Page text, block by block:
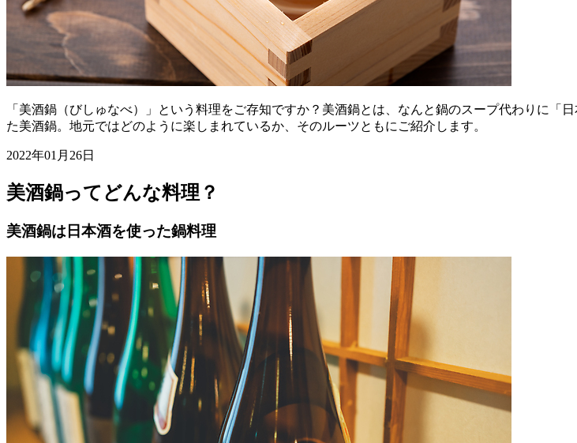
「美酒鍋（びしゅなべ）」という料理をご存知ですか？美酒鍋とは、なんと鍋のスープ代わりに
た美酒鍋。地元ではどのように楽しまれているか、そのルーツともにご紹介します。
2022年01月26日
美酒鍋ってどんな料理？
美酒鍋は日本酒を使った鍋料理